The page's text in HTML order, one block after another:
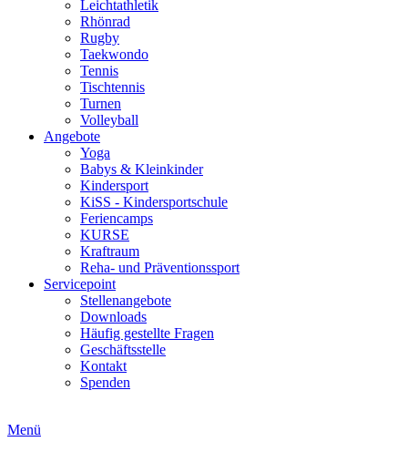
Leichtathletik
Rhönrad
Rugby
Taekwondo
Tennis
Tischtennis
Turnen
Volleyball
Angebote
Yoga
Babys & Kleinkinder
Kindersport
KiSS - Kindersportschule
Feriencamps
KURSE
Kraftraum
Reha- und Präventionssport
Servicepoint
Stellenangebote
Downloads
Häufig gestellte Fragen
Geschäftsstelle
Kontakt
Spenden
Menü